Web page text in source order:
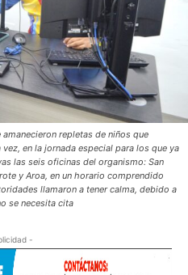
repletas de niños que
en la jornada especial para los que ya
las seis oficinas del organismo: San
y Aroa, en un horario comprendido
llamaron a tener calma, debido a
se necesita cita
-